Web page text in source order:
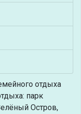
отдыха
парк
Остров,